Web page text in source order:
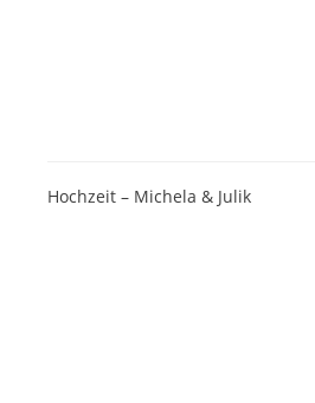
Hochzeit – Michela & Julik